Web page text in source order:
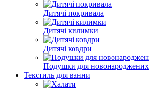
Дитячі покривала
Дитячі килимки
Дитячі ковдри
Подушки для новонароджених
Текстиль для ванни